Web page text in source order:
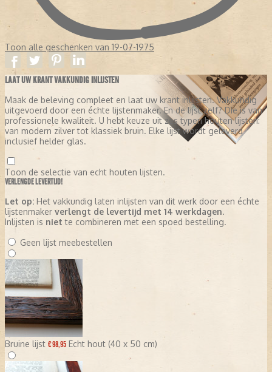
Toon alle geschenken van 19-07-1975
LAAT UW KRANT VAKKUNDIG INLIJSTEN
Maak de beleving compleet en laat uw krant inlijsten. Vakkundig
uitgevoerd door een échte lijstenmaker. En de lijst zelf? Die is van
professionele kwaliteit. U hebt keuze uit zes typen houten lijsten:
van modern zilver tot klassiek bruin. Elke lijst wordt geleverd
inclusief helder glas.
Toon de selectie van echt houten lijsten.
VERLENGDE LEVERTIJD!
Let op: Het vakkundig laten inlijsten van dit werk door een échte
lijstenmaker verlengt de levertijd met 14 werkdagen.
Inlijsten is niet te combineren met een spoed bestelling.
Geen lijst meebestellen
Bruine lijst € 98,95 Echt hout (40 x 50 cm)